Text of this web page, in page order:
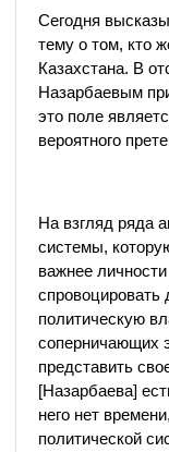
Сегодня
тему о том, кто
Казахстана. В
Назарбаевым
это поле
вероятного
На взгляд ряда
системы,
важнее
политическую
соперничающих
представить
[Назарбаева]
него нет
политической